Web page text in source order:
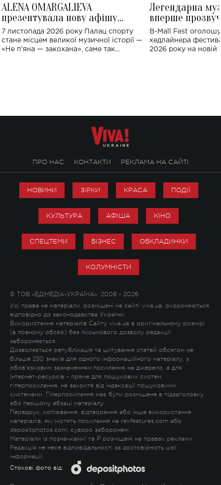
ALENA OMARGALIEVA
презентувала нову афішу
великого концерту в Палаці
спорту
7 листопада 2026 року Палац спорту
стане місцем великої музичної історії —
«Не пʼяна — закохана», саме так
Легендарна
вперше
Україні: де
B-Mall Fest
хедлайнера
2026 року на новій
ПРО НАС КОНТАКТИ РЕКЛАМА НА САЙТІ
НОВИНИ ЗІРКИ КРАСА ПОДІЇ
КУЛЬТУРА АФІША КІНО
СПЕЦТЕМИ БІЗНЕС ОБКЛАДИНКИ
КОЛУМНІСТИ
© ТОВ «ЕДІМЕДІА-УКРАЇНА», 2008 - 2026
Усі права на матеріали, розміщені на сайті viva.ua, охороняються
відповідно до законодавства України.
Використання матеріалів Сайту viva.ua в оригінальному розмірі
(в повному обсязі) без письмового дозволу редакції
забороняється.
Дозволяється републікація та цитування статей обсягом не
більше 250 знаків для одного інформаційного матеріалу, з
обов'язковим зазначенням посилання на джерело, а для
Інтернет-ресурсів – пряме для пошукових систем
гіперпосилання, не закрите від індексації пошуковими
системами. Гіперпосилання має бути розміщене в підзаголовку
або першому абзаці матеріалу.
Передрук, копіювання, відтворення або інше використання
матеріалів, які містять посилання на rexfeatures.com або
depositphotos.com, суворо заборонені.
Матеріали із позначками! та P розміщені на правах реклами.
Редакція не несе відповідальності за достовірність цієї
інформації.
Стокові фото від: